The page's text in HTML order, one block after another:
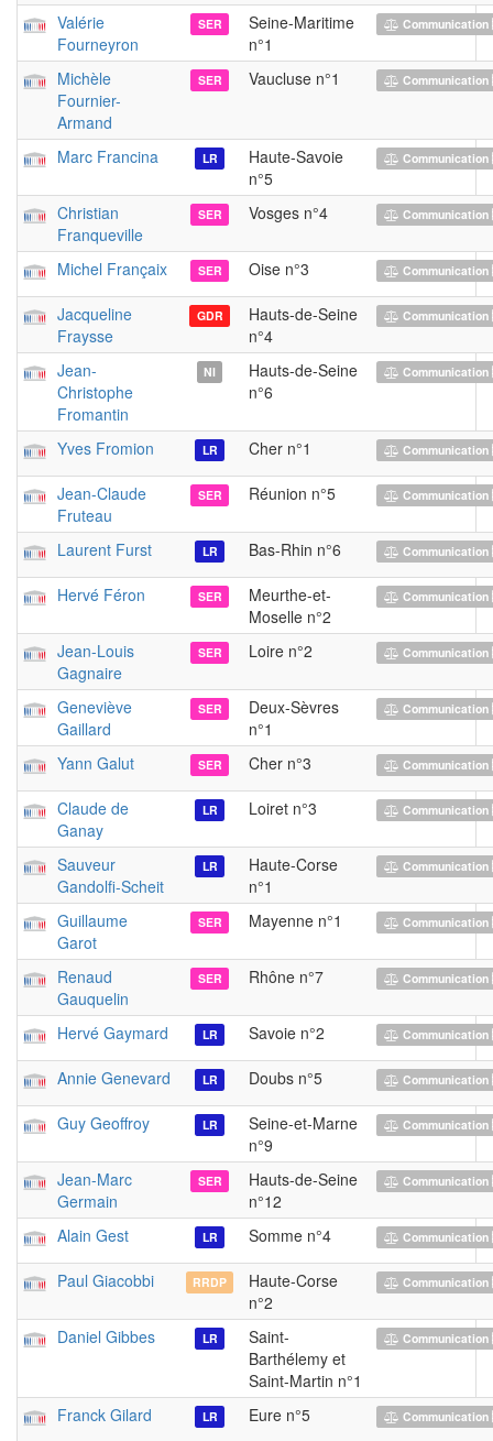
Valérie
Fourneyron
SER
Seine-Maritime
n°1
Michèle
Fournier-
Armand
SER Vaucluse n°1
Marc Francina LR
Haute-Savoie
n°5
Christian
Franqueville
SER Vosges n°4
Michel Françaix SER Oise n°3
Jacqueline
Fraysse
GDR
Hauts-de-Seine
n°4
Jean-
Christophe
Fromantin
NI
Hauts-de-Seine
n°6
Yves Fromion LR Cher n°1
Jean-Claude
Fruteau
SER Réunion n°5
Laurent Furst LR Bas-Rhin n°6
Hervé Féron SER
Meurthe-et-
Moselle n°2
Jean-Louis
Gagnaire
SER Loire n°2
Geneviève
Gaillard
SER
Deux-Sèvres
n°1
Yann Galut SER Cher n°3
Claude de
Ganay
LR Loiret n°3
Sauveur
Gandolfi-Scheit
LR
Haute-Corse
n°1
Guillaume
Garot
SER Mayenne n°1
Renaud
Gauquelin
SER Rhône n°7
Hervé Gaymard LR Savoie n°2
Annie Genevard LR Doubs n°5
Guy Geoffroy LR
Seine-et-Marne
n°9
Jean-Marc
Germain
SER
Hauts-de-Seine
n°12
Alain Gest LR Somme n°4
Paul Giacobbi RRDP
Haute-Corse
n°2
Daniel Gibbes LR
Saint-
Barthélemy et
Saint-Martin n°1
Franck Gilard LR Eure n°5